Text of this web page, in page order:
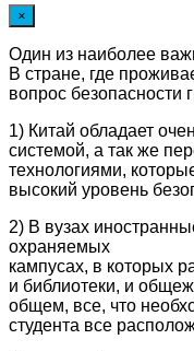
×
Один из наиболее
В стране, где
вопрос безопасности
1) Китай обладает
системой, а так же
технологиями,
высокий уровень
2) В вузах
охраняемых
кампусах, в которых
и библиотеки, и
общем, все, что
студента все